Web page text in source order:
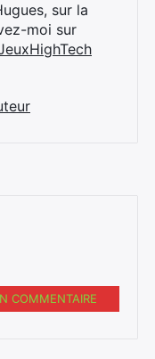
sur la
moi sur
COMMENTAIRE